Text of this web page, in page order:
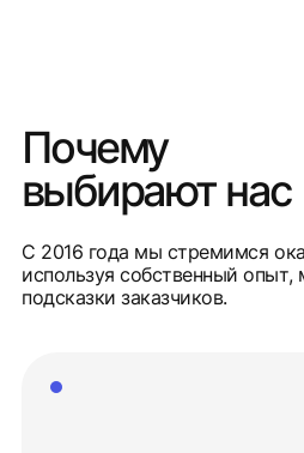
Почему
выбирают нас
С 2016 года мы стремимся
используя собственный
подсказки заказчиков.